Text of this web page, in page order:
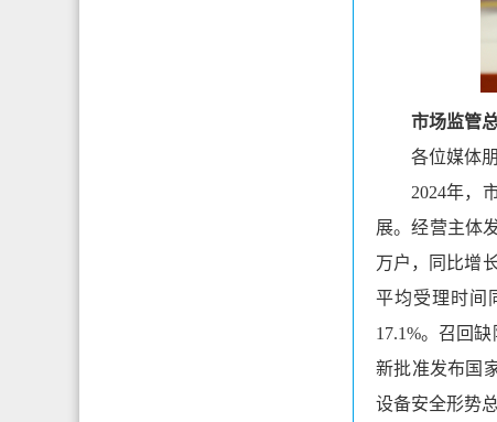
市场监管
各位媒体
2024年，
展。经营主体
万户，同比增
平均受理时间
17.1%。召回
新批准发布国
设备安全形势